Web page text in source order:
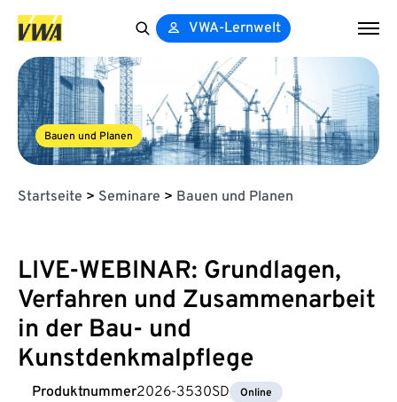
for:
VWA-Lernwelt
Bauen und Planen
Startseite > Seminare > Bauen und Planen
LIVE-WEBINAR: Grundlagen,
Verfahren und Zusammenarbeit
in der Bau- und
Kunstdenkmalpflege
Produktnummer2026-3530SD Online